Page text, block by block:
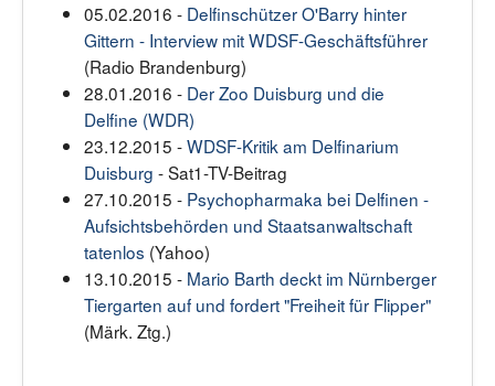
05.02.2016 - Delfinschützer O'Barry hinter
Gittern - Interview mit WDSF-Geschäftsführer
(Radio Brandenburg)
28.01.2016 - Der Zoo Duisburg und die
Delfine (WDR)
23.12.2015 -WDSF-Kritik am Delfinarium
Duisburg - Sat1-TV-Beitrag
27.10.2015 - Psychopharmaka bei Delfinen -
Aufsichtsbehörden und Staatsanwaltschaft
tatenlos (Yahoo)
13.10.2015 - Mario Barth deckt im Nürnberger
Tiergarten auf und fordert "Freiheit für Flipper"
(Märk. Ztg.)